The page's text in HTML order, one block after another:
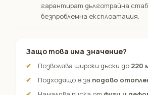
гарантират дълготрайна
безпроблемна експлоатация.
Защо това има значение?
Позволява широки дъски до 220
Подходящо е за подово